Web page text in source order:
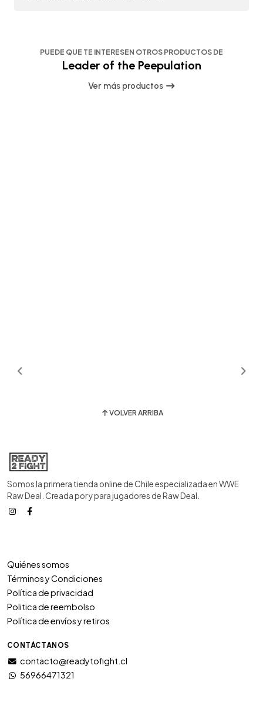
PUEDE QUE TE INTERESEN OTROS PRODUCTOS DE
Leader of the Peepulation
Ver más productos
VOLVER ARRIBA
Somos la primera tienda online de Chile especializada en WWE
Raw Deal. Creada por y para jugadores de Raw Deal.
Quiénes somos
Términos y Condiciones
Política de privacidad
Politica de reembolso
Política de envíos y retiros
CONTÁCTANOS
contacto@readytofight.cl
56966471321